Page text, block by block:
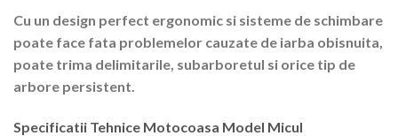
Cu un design perfect ergonomic si sisteme de schimbare
poate face fata problemelor cauzate de iarba obisnuita,
poate trima delimitarile, subarboretul si orice tip de
arbore persistent.
Specificatii Tehnice Motocoasa Model Micul